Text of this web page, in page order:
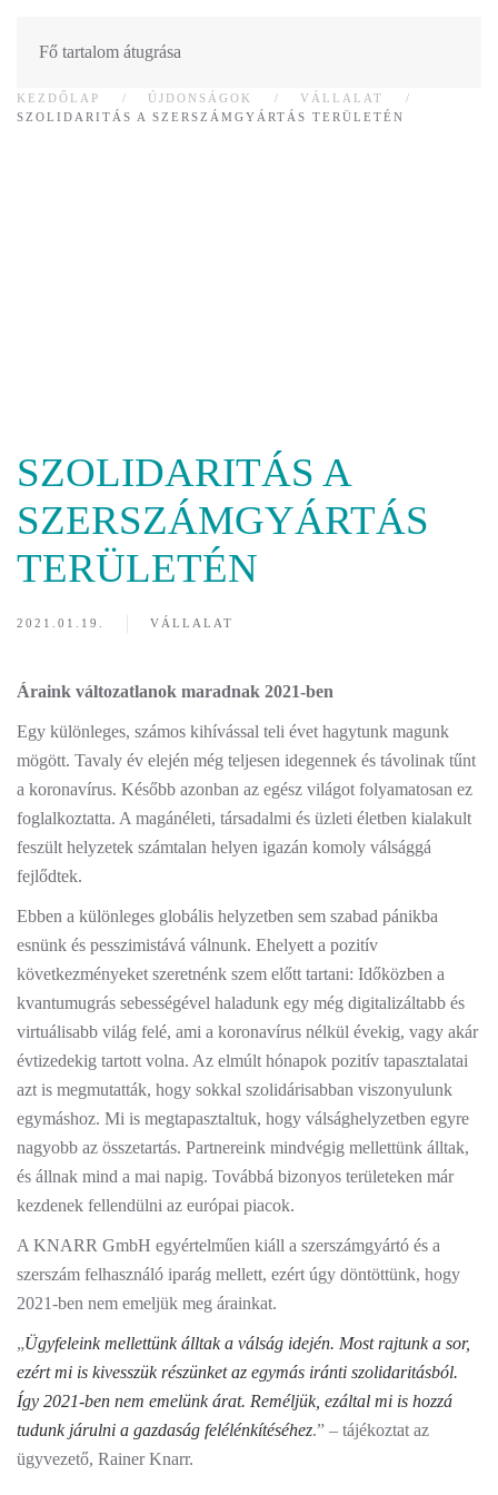
Fő tartalom átugrása
KEZDŐLAP ÚJDONSÁGOK
VÁLLALAT
SZOLIDARITÁS A SZERSZÁMGYÁRTÁS TERÜLETÉN
SZOLIDARITÁS A
SZERSZÁMGYÁRTÁS
TERÜLETÉN
2021.01.19. VÁLLALAT
Áraink változatlanok maradnak 2021-ben
Egy különleges, számos kihívással teli évet hagytunk magunk
mögött. Tavaly év elején még teljesen idegennek és távolinak tűnt
a koronavírus. Később azonban az egész világot folyamatosan ez
foglalkoztatta. A magánéleti, társadalmi és üzleti életben kialakult
feszült helyzetek számtalan helyen igazán komoly válsággá
fejlődtek.
Ebben a különleges globális helyzetben sem szabad pánikba
esnünk és pesszimistává válnunk. Ehelyett a pozitív
következményeket szeretnénk szem előtt tartani: Időközben a
kvantumugrás sebességével haladunk egy még digitalizáltabb és
virtuálisabb világ felé, ami a koronavírus nélkül évekig, vagy akár
évtizedekig tartott volna. Az elmúlt hónapok pozitív tapasztalatai
azt is megmutatták, hogy sokkal szolidárisabban viszonyulunk
egymáshoz. Mi is megtapasztaltuk, hogy válsághelyzetben egyre
nagyobb az összetartás. Partnereink mindvégig mellettünk álltak,
és állnak mind a mai napig. Továbbá bizonyos területeken már
kezdenek fellendülni az európai piacok.
A KNARR GmbH egyértelműen kiáll a szerszámgyártó és a
szerszám felhasználó iparág mellett, ezért úgy döntöttünk, hogy
2021-ben nem emeljük meg árainkat.
„Ügyfeleink mellettünk álltak a válság idején. Most rajtunk a sor,
ezért mi is kivesszük részünket az egymás iránti szolidaritásból.
Így 2021-ben nem emelünk árat. Reméljük, ezáltal mi is hozzá
tudunk járulni a gazdaság felélénkítéséhez.” – tájékoztat az
ügyvezető, Rainer Knarr.